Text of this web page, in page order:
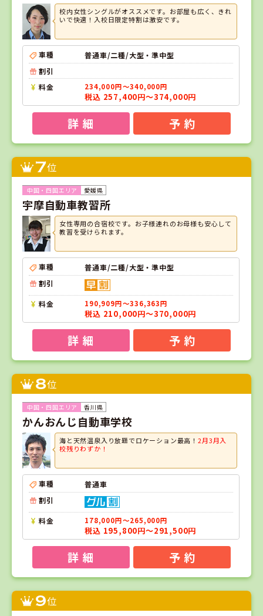
校内女性シングルがオススメです。お部屋も広く、きれ
いで快適！入校日限定特割は激安です。
車種
普通車/二種/大型・準中型
割引
料金
234,000円～340,000円
税込 257,400円～374,000円
詳 細 予 約
7位
愛媛県
宇摩自動車教習所
女性専用の合宿校です。お子様連れのお母様も安心して
教習を受けられます。
車種
普通車/二種/大型・準中型
割引
料金 190,909円～336,363円
税込 210,000円～370,000円
詳 細 予 約
8位
香川県
かんおんじ自動車学校
海と天然温泉入り放題でロケーション最高！2月3月入
校残りわずか！
車種
普通車
割引
料金 178,000円～265,000円
税込 195,800円～291,500円
詳 細 予 約
9位